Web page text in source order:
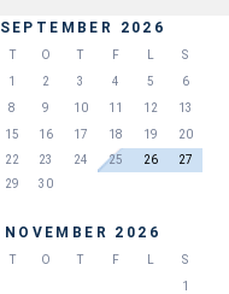
SEPTEMBER 2026
T O T F
S
1
2 3 4 5
6
8 9 10 11 12
13
15 16 17 18 19
20
22 23 24 25 26
27
29 30
NOVEMBER 2026
T O T F
S
1